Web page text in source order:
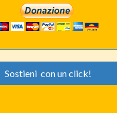
Sostieni con un click!